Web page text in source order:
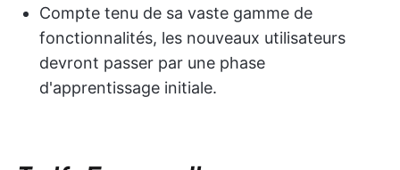
Compte tenu de sa vaste gamme de
fonctionnalités, les nouveaux utilisateurs
devront passer par une phase
d'apprentissage initiale.